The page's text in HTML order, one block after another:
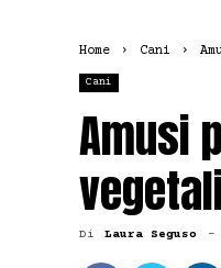
Home Cani
Cani
Amusi
Di Laura Seguso -